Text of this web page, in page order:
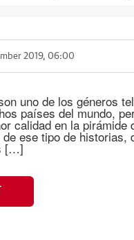
2019, 06:00
uno de los géneros
países del mundo,
calidad en la
ese tipo de
[…]